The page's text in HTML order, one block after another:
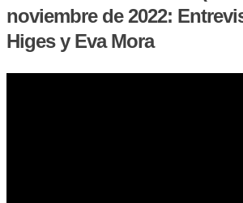
noviembre de 2022:
Higes y Eva Mora